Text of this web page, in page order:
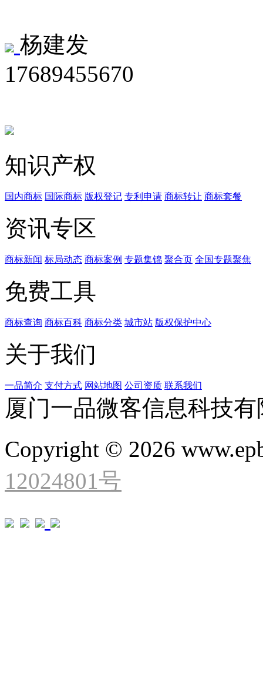
杨建发
17689455670
知识产权
国内商标 国际商标 版权登记 专利申请 商标转让 商标套餐
资讯专区
商标新闻 标局动态 商标案例 专题集锦 聚合页 全国专题聚焦
免费工具
商标查询 商标百科 商标分类 城市站 版权保护中心
关于我们
一品简介 支付方式 网站地图 公司资质 联系我们
厦门一品微客信息科技
Copyright © 2026
12024801号